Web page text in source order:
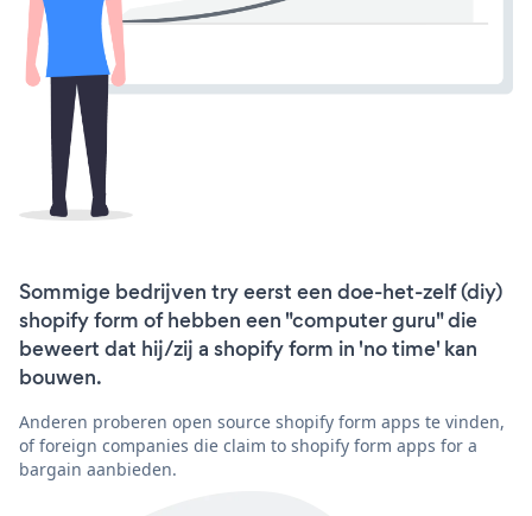
Sommige bedrijven try eerst een doe-het-zelf (diy)
shopify form of hebben een "computer guru" die
beweert dat hij/zij a shopify form in 'no time' kan
bouwen.
Anderen proberen open source shopify form apps te vinden,
of foreign companies die claim to shopify form apps for a
bargain aanbieden.